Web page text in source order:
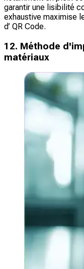
garantir une lisibilité
exhaustive maximise
d’ QR Code.
12. Méthode
matériaux